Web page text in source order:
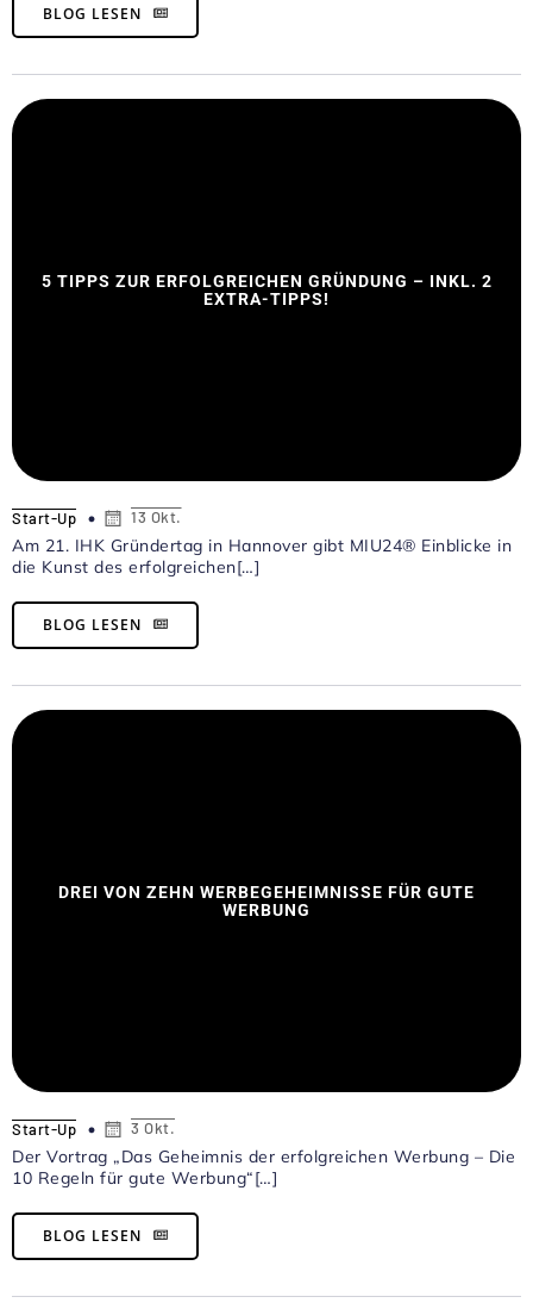
BLOG LESEN
5 TIPPS ZUR ERFOLGREICHEN GRÜNDUNG – INKL. 2
EXTRA-TIPPS!
Start-Up 13 Okt.
Am 21. IHK Gründertag in Hannover gibt MIU24® Einblicke in
die Kunst des erfolgreichen[…]
BLOG LESEN
DREI VON ZEHN WERBEGEHEIMNISSE FÜR GUTE
WERBUNG
Start-Up 3 Okt.
Der Vortrag „Das Geheimnis der erfolgreichen Werbung – Die
10 Regeln für gute Werbung“[…]
BLOG LESEN